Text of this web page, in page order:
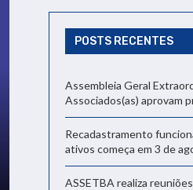
POSTS RECENTES
Assembleia Geral
Associados(as) aprovam
Recadastramento
ativos começa em 3 de
ASSETBA realiza